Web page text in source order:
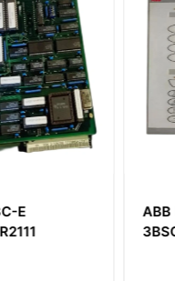
3BSC690099R2